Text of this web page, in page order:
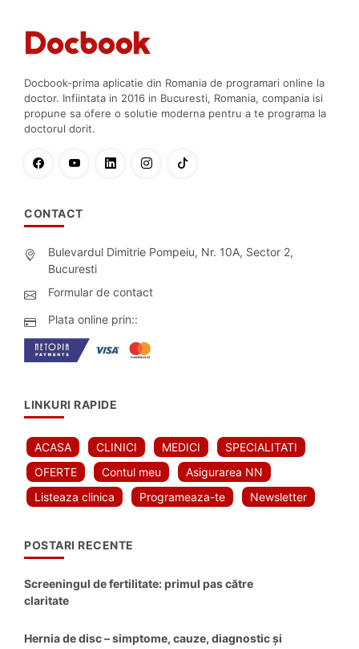
Docbook-prima aplicatie din Romania de programari online la
doctor. Infiintata in 2016 in Bucuresti, Romania, compania isi
propune sa ofere o solutie moderna pentru a te programa la
doctorul dorit.
CONTACT
Bulevardul Dimitrie Pompeiu, Nr. 10A, Sector 2,
Bucuresti
Formular de contact
Plata online prin::
LINKURI RAPIDE
ACASA CLINICI MEDICI
SPECIALITATI
OFERTE
Contul meu
Asigurarea NN
Listeaza clinica
Programeaza-te Newsletter
POSTARI RECENTE
Screeningul de fertilitate: primul pas către
claritate
Hernia de disc – simptome, cauze, diagnostic și